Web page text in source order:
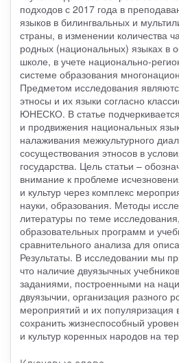
подходов с 2017 года в
языков в билингвальных и
страны, в изменении количества
родных (национальных) языках в
школе, в учете национально-
системе образования
Предметом исследования
этносы и их языки согласно
ЮНЕСКО. В статье
и продвижения национальных
налаживания межкультурного
сосуществования этносов в
государства. Цель статьи –
внимание к проблеме
и культур через комплекс
науки, образования. Методы
литературы по теме
образовательных программ и
сравнительного анализа для
Результаты. В исследовании мы
что наличие двуязычных
заданиями, построенными на
двуязычии, организация разного
мероприятий и их
сохранить жизнеспособный
и культур коренных народов на